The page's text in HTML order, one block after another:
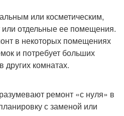
или косметическим,
отдельные ее помещения.
в некоторых помещениях
и потребует больших
других комнатах.
ремонт «с нуля» в
с заменой или